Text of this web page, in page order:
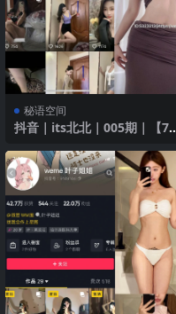
秘语空间
抖音｜its北北｜005期｜【76